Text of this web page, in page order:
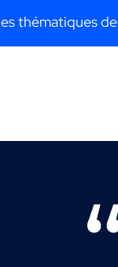
thématiques